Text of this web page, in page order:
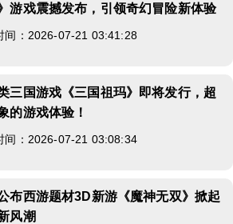
游戏震撼发布，引领奇幻冒险新体验
间：2026-07-21 03:41:28
三国游戏《三国祖玛》即将发行，超
的游戏体验！
间：2026-07-21 03:08:34
布西游题材3D新游《魔神无双》掀起
风潮